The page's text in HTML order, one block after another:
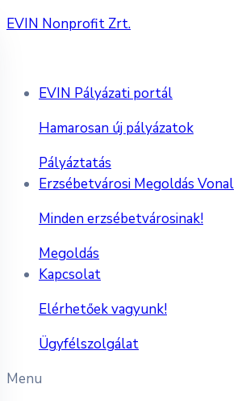
EVIN Nonprofit Zrt.
EVIN Pályázati portál
Hamarosan új pályázatok
Pályáztatás
Erzsébetvárosi Megoldás Vonal
Minden erzsébetvárosinak!
Megoldás
Kapcsolat
Elérhetőek vagyunk!
Ügyfélszolgálat
Menu